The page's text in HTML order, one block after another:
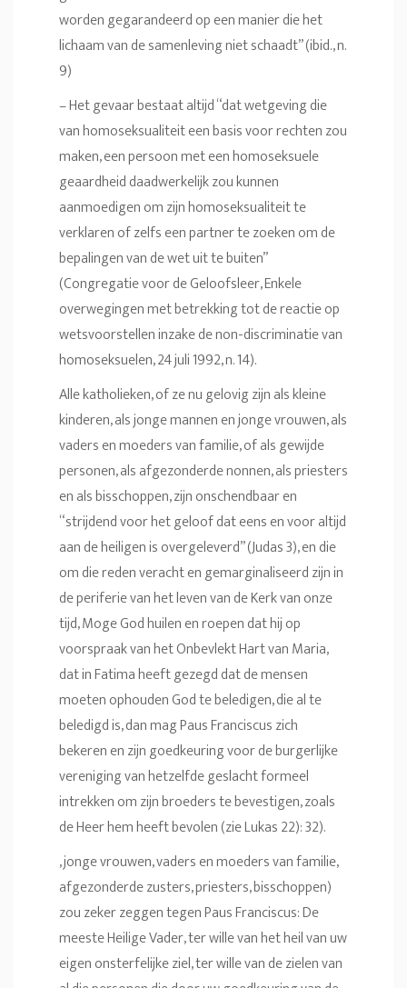
worden gegarandeerd op een manier die het
lichaam van de samenleving niet schaadt” (ibid., n.
9)
– Het gevaar bestaat altijd “dat wetgeving die
van homoseksualiteit een basis voor rechten zou
maken, een persoon met een homoseksuele
geaardheid daadwerkelijk zou kunnen
aanmoedigen om zijn homoseksualiteit te
verklaren of zelfs een partner te zoeken om de
bepalingen van de wet uit te buiten”
(Congregatie voor de Geloofsleer, Enkele
overwegingen met betrekking tot de reactie op
wetsvoorstellen inzake de non-discriminatie van
homoseksuelen, 24 juli 1992, n. 14).
Alle katholieken, of ze nu gelovig zijn als kleine
kinderen, als jonge mannen en jonge vrouwen, als
vaders en moeders van familie, of als gewijde
personen, als afgezonderde nonnen, als priesters
en als bisschoppen, zijn onschendbaar en
“strijdend voor het geloof dat eens en voor altijd
aan de heiligen is overgeleverd” (Judas 3), en die
om die reden veracht en gemarginaliseerd zijn in
de periferie van het leven van de Kerk van onze
tijd, Moge God huilen en roepen dat hij op
voorspraak van het Onbevlekt Hart van Maria,
dat in Fatima heeft gezegd dat de mensen
moeten ophouden God te beledigen, die al te
beledigd is, dan mag Paus Franciscus zich
bekeren en zijn goedkeuring voor de burgerlijke
vereniging van hetzelfde geslacht formeel
intrekken om zijn broeders te bevestigen, zoals
de Heer hem heeft bevolen (zie Lukas 22): 32).
, jonge vrouwen, vaders en moeders van familie,
afgezonderde zusters, priesters, bisschoppen)
zou zeker zeggen tegen Paus Franciscus: De
meeste Heilige Vader, ter wille van het heil van uw
eigen onsterfelijke ziel, ter wille van de zielen van